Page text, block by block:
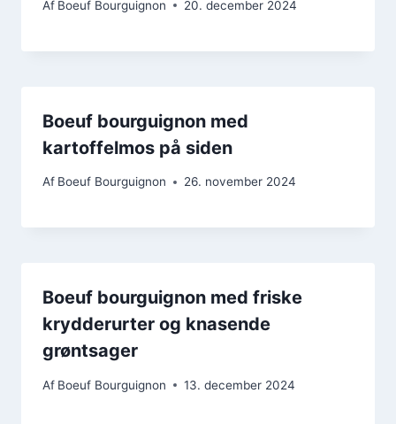
Af Boeuf Bourguignon 20. december 2024
Boeuf bourguignon med
kartoffelmos på siden
Af Boeuf Bourguignon 26. november 2024
Boeuf bourguignon med friske
krydderurter og knasende
grøntsager
Af Boeuf Bourguignon 13. december 2024